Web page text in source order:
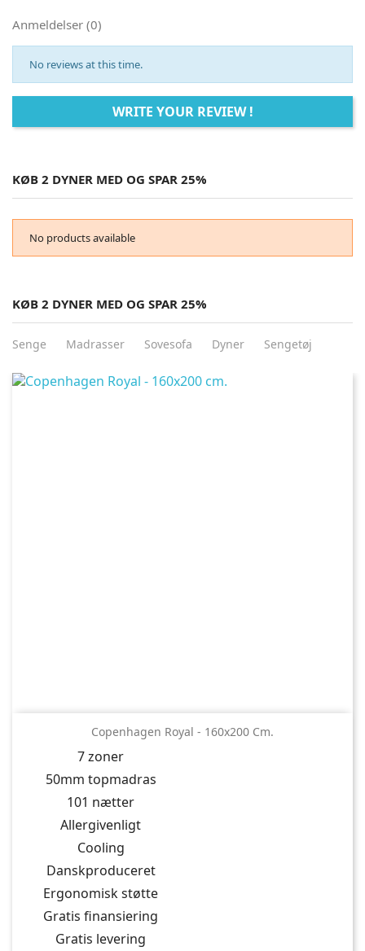
Anmeldelser (0)
No reviews at this time.
WRITE YOUR REVIEW !
KØB 2 DYNER MED OG SPAR 25%
No products available
KØB 2 DYNER MED OG SPAR 25%
Senge Madrasser Sovesofa Dyner Sengetøj
Copenhagen Royal - 160x200 Cm.
7 zoner
50mm topmadras
101 nætter
Allergivenligt
Cooling
Danskproduceret
Ergonomisk støtte
Gratis finansiering
Gratis levering